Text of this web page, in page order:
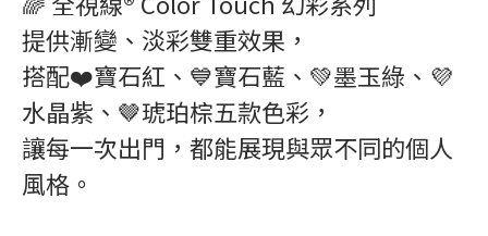
提供漸變、淡彩雙重效果，
搭配❤️寶石紅、💙寶石藍、💚墨玉綠、💜
水晶紫、🤎琥珀棕五款色彩，
讓每一次出門，都能展現與眾不同的個人
風格。